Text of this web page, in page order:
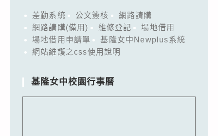
差勤系統 公文簽核
網路請購
網路請購(備用)
維修登記
場地借用
場地借用申請單
基隆女中Newplus系統
網站維護之css使用說明
基隆女中校園行事曆